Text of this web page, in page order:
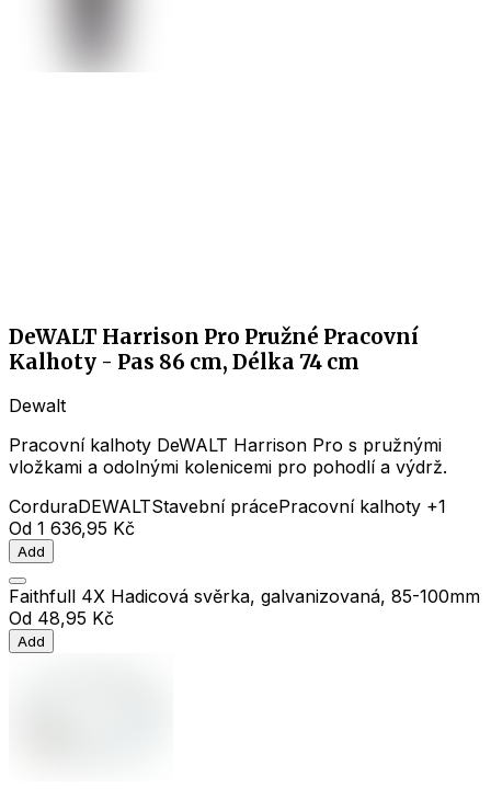
DeWALT Harrison Pro Pružné Pracovní
Kalhoty - Pas 86 cm, Délka 74 cm
Dewalt
Pracovní kalhoty DeWALT Harrison Pro s pružnými
vložkami a odolnými kolenicemi pro pohodlí a výdrž.
CorduraDEWALTStavební prácePracovní kalhoty +1
Od 1 636,95 Kč
Add
Faithfull 4X Hadicová svěrka, galvanizovaná, 85-100mm
Od 48,95 Kč
Add